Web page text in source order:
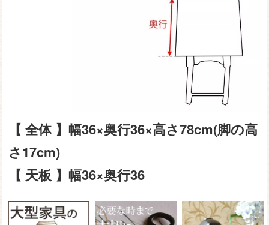
【 全体 】幅36×奥行36×高さ78cm(脚の高
さ17cm)
【 天板 】幅36×奥行36